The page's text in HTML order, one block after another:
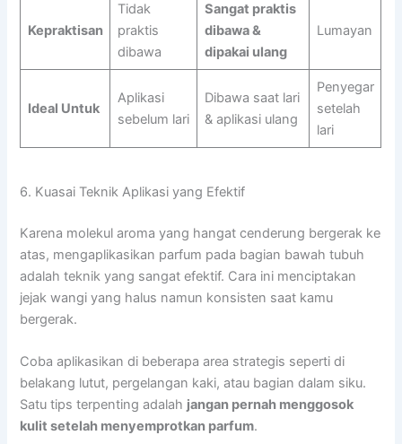
Kepraktisan
Tidak
praktis
dibawa
Sangat praktis
dibawa &
dipakai ulang
Lumayan
Ideal Untuk
Aplikasi
sebelum lari
Dibawa saat lari
& aplikasi ulang
Penyegar
setelah
lari
6. Kuasai Teknik Aplikasi yang Efektif
Karena molekul aroma yang hangat cenderung bergerak ke
atas, mengaplikasikan parfum pada bagian bawah tubuh
adalah teknik yang sangat efektif. Cara ini menciptakan
jejak wangi yang halus namun konsisten saat kamu
bergerak.
Coba aplikasikan di beberapa area strategis seperti di
belakang lutut, pergelangan kaki, atau bagian dalam siku.
Satu tips terpenting adalah jangan pernah menggosok
kulit setelah menyemprotkan parfum.